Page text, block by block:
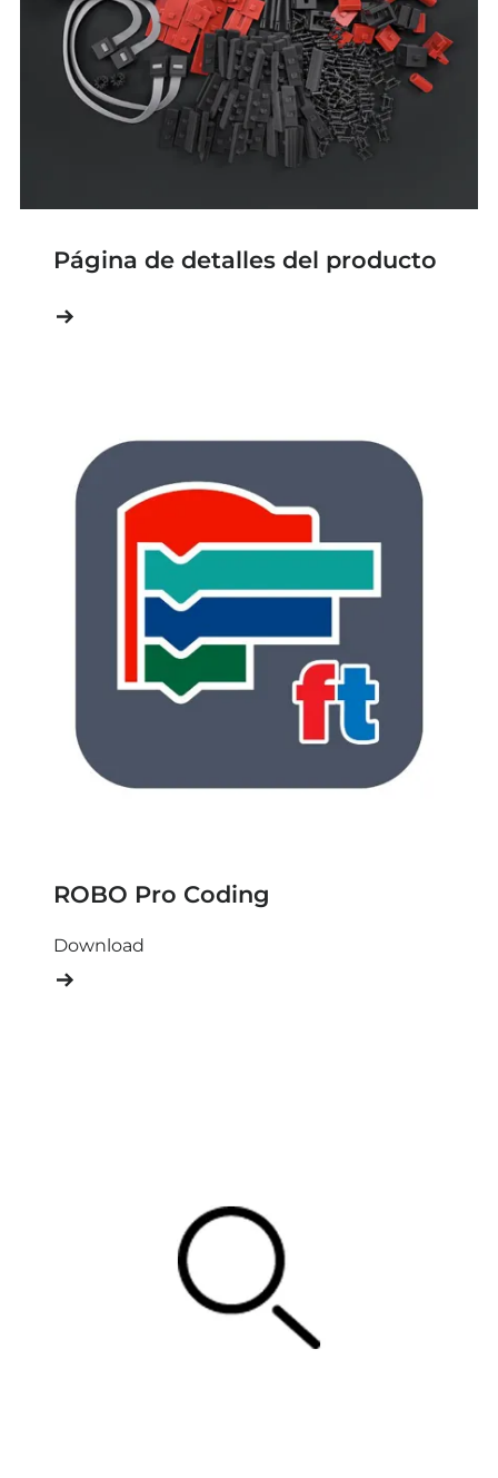
Página de detalles del producto
ROBO Pro Coding
Download